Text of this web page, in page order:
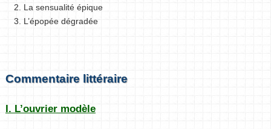
2. La sensualité épique
3. L’épopée dégradée
Commentaire littéraire
I. L’ouvrier modèle